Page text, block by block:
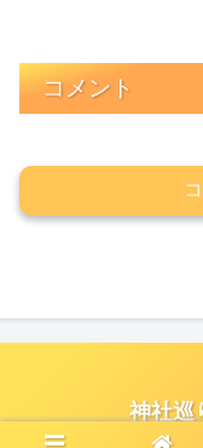
コメント
神社巡